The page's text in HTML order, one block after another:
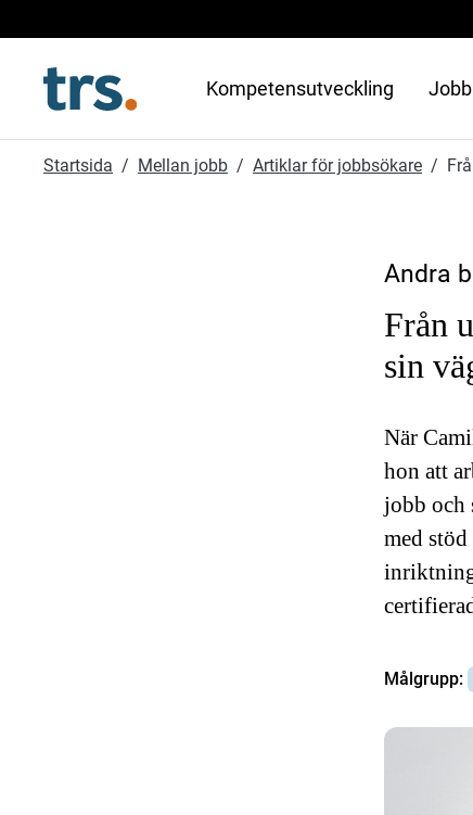
Kompetensutveckling
Startsida Mellan jobb Artiklar för jobbsökare
Andra
Från
sin
När
hon att
jobb och
med
Målgrupp: